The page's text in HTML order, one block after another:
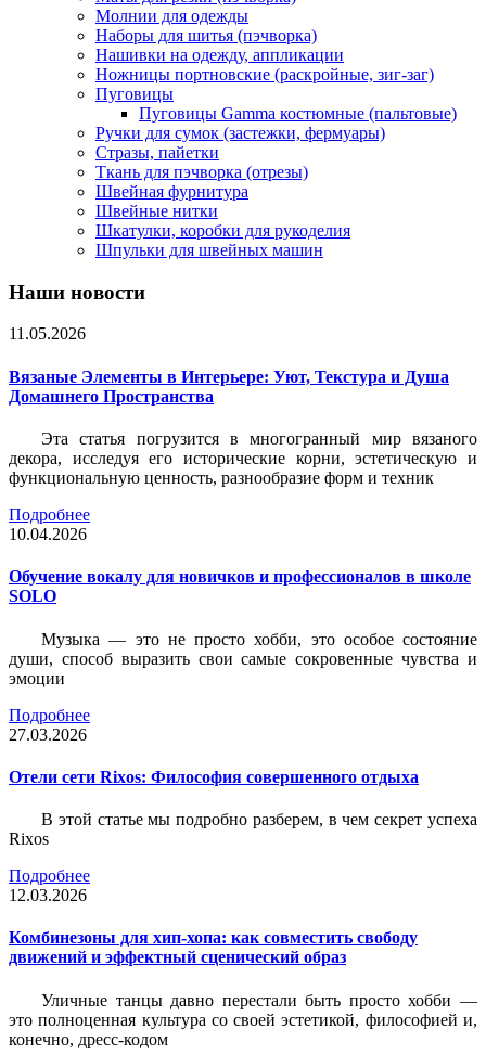
Молнии для одежды
Наборы для шитья (пэчворка)
Нашивки на одежду, аппликации
Ножницы портновские (раскройные, зиг-заг)
Пуговицы
Пуговицы Gamma костюмные (пальтовые)
Ручки для сумок (застежки, фермуары)
Стразы, пайетки
Ткань для пэчворка (отрезы)
Швейная фурнитура
Швейные нитки
Шкатулки, коробки для рукоделия
Шпульки для швейных машин
Наши новости
11.05.2026
Вязаные Элементы в Интерьере: Уют, Текстура и Душа
Домашнего Пространства
Эта статья погрузится в многогранный мир вязаного
декора, исследуя его исторические корни, эстетическую и
функциональную ценность, разнообразие форм и техник
Подробнее
10.04.2026
Обучение вокалу для новичков и профессионалов в школе
SOLO
Музыка — это не просто хобби, это особое состояние
души, способ выразить свои самые сокровенные чувства и
эмоции
Подробнее
27.03.2026
Отели сети Rixos: Философия совершенного отдыха
В этой статье мы подробно разберем, в чем секрет успеха
Rixos
Подробнее
12.03.2026
Комбинезоны для хип-хопа: как совместить свободу
движений и эффектный сценический образ
Уличные танцы давно перестали быть просто хобби —
это полноценная культура со своей эстетикой, философией и,
конечно, дресс-кодом